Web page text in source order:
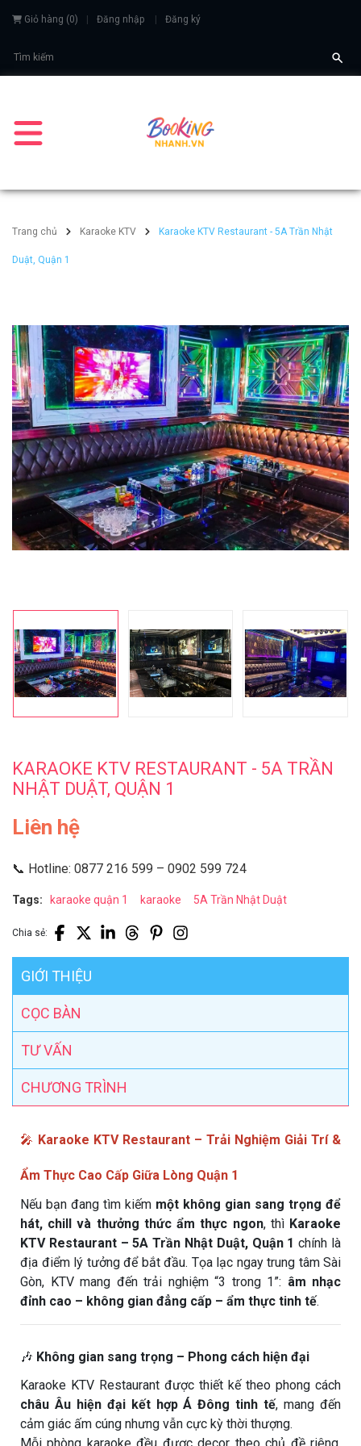
Giỏ hàng (0) Đăng nhập Đăng ký
Trang chủ Karaoke KTV Karaoke KTV Restaurant - 5A Trần Nhật
Duật, Quận 1
KARAOKE KTV RESTAURANT - 5A TRẦN
NHẬT DUẬT, QUẬN 1
Liên hệ
📞 Hotline: 0877 216 599 – 0902 599 724
Tags: karaoke quận 1 karaoke 5A Trần Nhật Duật
Chia sẻ:
GIỚI THIỆU
CỌC BÀN
TƯ VẤN
CHƯƠNG TRÌNH
🎤 Karaoke KTV Restaurant – Trải Nghiệm Giải Trí &
Ẩm Thực Cao Cấp Giữa Lòng Quận 1
Nếu bạn đang tìm kiếm một không gian sang trọng để
hát, chill và thưởng thức ẩm thực ngon, thì Karaoke
KTV Restaurant – 5A Trần Nhật Duật, Quận 1 chính là
địa điểm lý tưởng để bắt đầu. Tọa lạc ngay trung tâm Sài
Gòn, KTV mang đến trải nghiệm “3 trong 1”: âm nhạc
đỉnh cao – không gian đẳng cấp – ẩm thực tinh tế.
🎶 Không gian sang trọng – Phong cách hiện đại
Karaoke KTV Restaurant được thiết kế theo phong cách
châu Âu hiện đại kết hợp Á Đông tinh tế, mang đến
cảm giác ấm cúng nhưng vẫn cực kỳ thời thượng.